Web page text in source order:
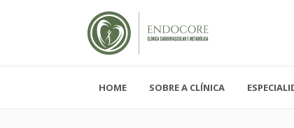
Segunda - Sexta-feira, das 08h-
HOME SOBRE A CLÍNICA